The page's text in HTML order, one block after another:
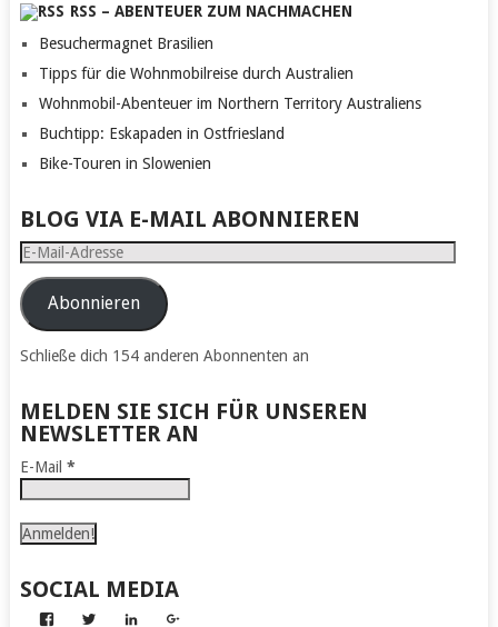
RSS – ABENTEUER ZUM NACHMACHEN
Besuchermagnet Brasilien
Tipps für die Wohnmobilreise durch Australien
Wohnmobil-Abenteuer im Northern Territory Australiens
Buchtipp: Eskapaden in Ostfriesland
Bike-Touren in Slowenien
BLOG VIA E-MAIL ABONNIEREN
E-
Mail-
AdresseAbonnieren
Schließe dich 154 anderen Abonnenten an
MELDEN SIE SICH FÜR UNSEREN
NEWSLETTER AN
E-Mail *
SOCIAL MEDIA
Profil Profil Profil Profil